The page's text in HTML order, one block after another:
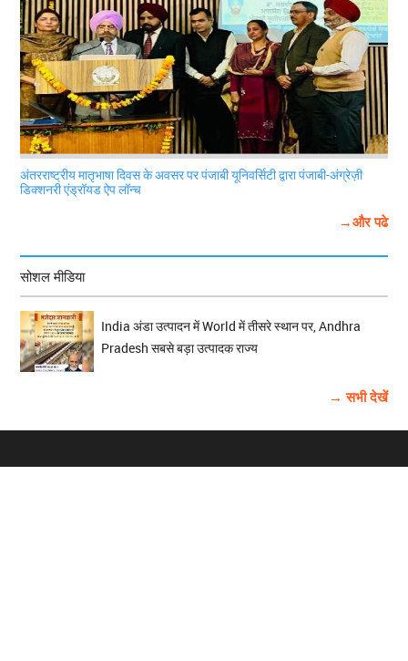
अंतरराष्ट्रीय मातृभाषा दिवस के अवसर पर पंजाबी यूनिवर्सिटी द्वारा पंजाबी-अंग्रेज़ी
डिक्शनरी एंड्रॉयड ऐप लॉन्च
→और पढे
सोशल मीडिया
India अंडा उत्पादन में World में तीसरे स्थान पर, Andhra
Pradesh सबसे बड़ा उत्पादक राज्य
→ सभी देखें